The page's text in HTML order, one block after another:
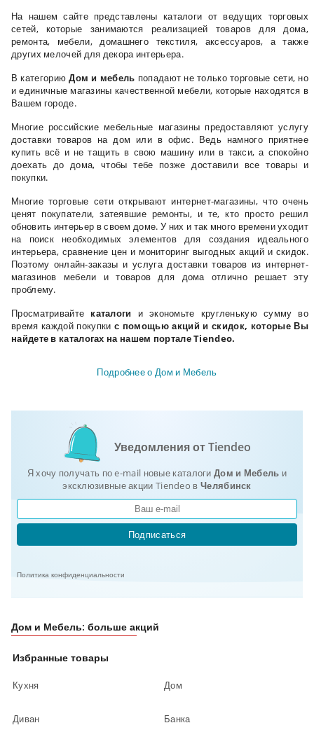
На нашем сайте представлены каталоги от ведущих торговых
сетей, которые занимаются реализацией товаров для дома,
ремонта, мебели, домашнего текстиля, аксессуаров, а также
других мелочей для декора интерьера.
В категориюДом и мебель попадают не только торговые сети, но
и единичные магазины качественной мебели, которые находятся в
Вашем городе.
Многие российские мебельные магазины предоставляют услугу
доставки товаров на дом или в офис. Ведь намного приятнее
купить всё и не тащить в свою машину или в такси, а спокойно
доехать до дома, чтобы тебе позже доставили все товары и
покупки.
Многие торговые сети открывают интернет-магазины, что очень
ценят покупатели, затеявшие ремонты, и те, кто просто решил
обновить интерьер в своем доме. У них и так много времени уходит
на поиск необходимых элементов для создания идеального
интерьера, сравнение цен и мониторинг выгодных акций и скидок.
Поэтому онлайн-заказы и услуга доставки товаров из интернет-
магазинов мебели и товаров для дома отлично решает эту
проблему.
Просматривайте каталоги и экономьте кругленькую сумму во
время каждой покупки с помощью акций и скидок, которые Вы
найдете в каталогах на нашем порталеTiendeo.
Подробнее о Дом и Мебель
Уведомления от Tiendeo
Я хочу получать по e-mail новые каталогиДом и Мебель и
эксклюзивные акции Tiendeo в Челябинск
Подписаться
Политика конфиденциальности
Дом и Мебель: больше акций
Избранные товары
Кухня Дом
Диван Банка